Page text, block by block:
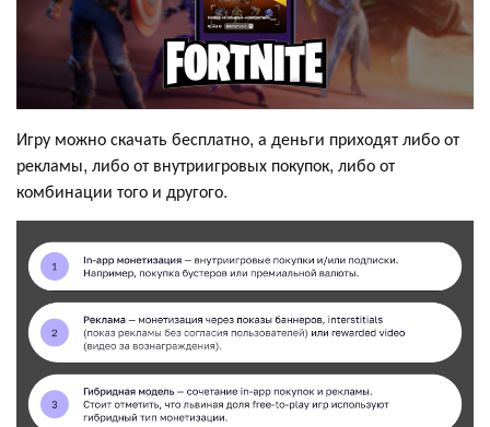
Игру можно скачать бесплатно, а деньги приходят либо от
рекламы, либо от внутриигровых покупок, либо от
комбинации того и другого.